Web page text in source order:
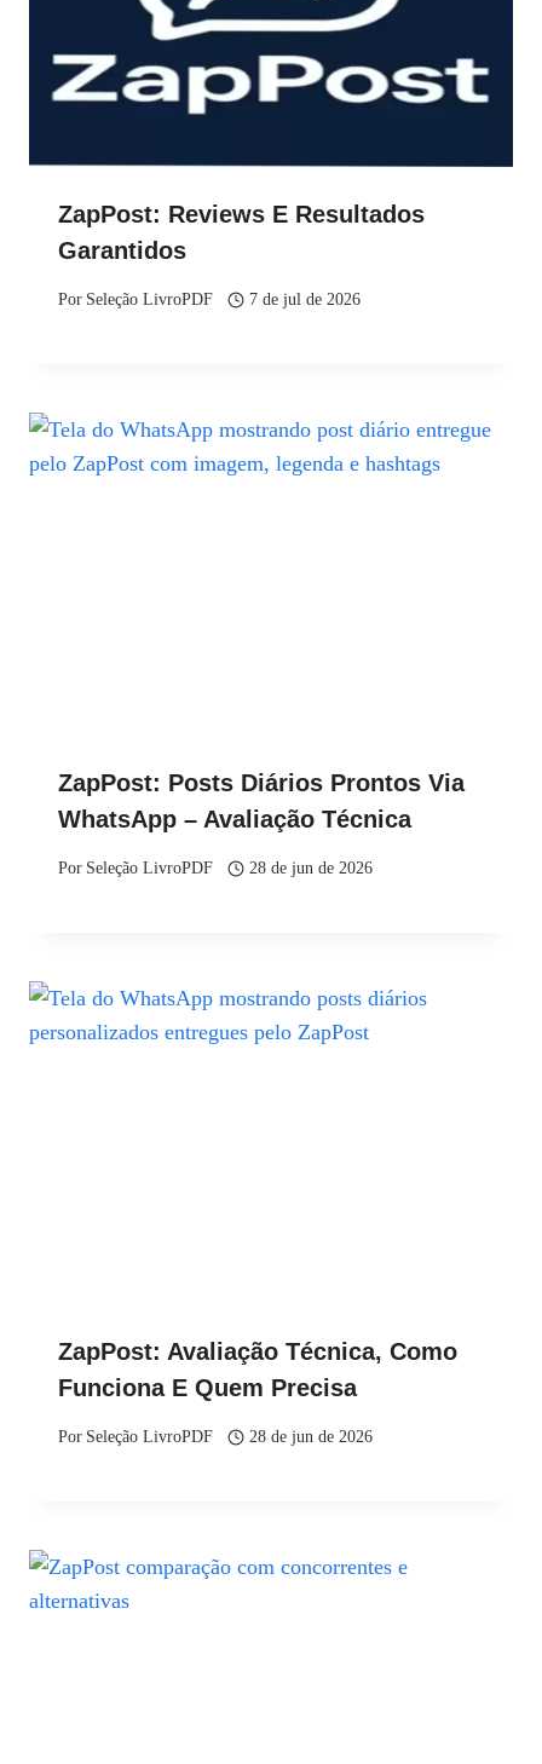
ZapPost: Reviews E Resultados
Garantidos
Por Seleção LivroPDF 7 de jul de 2026
ZapPost: Posts Diários Prontos Via
WhatsApp – Avaliação Técnica
Por Seleção LivroPDF 28 de jun de 2026
ZapPost: Avaliação Técnica, Como
Funciona E Quem Precisa
Por Seleção LivroPDF 28 de jun de 2026